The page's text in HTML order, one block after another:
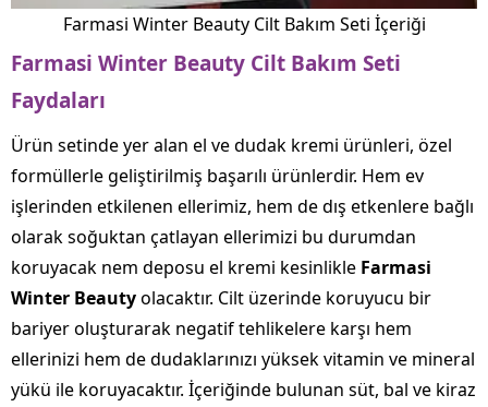
Farmasi Winter Beauty Cilt Bakım Seti İçeriği
Farmasi Winter Beauty Cilt Bakım Seti
Faydaları
Ürün setinde yer alan el ve dudak kremi ürünleri, özel
formüllerle geliştirilmiş başarılı ürünlerdir. Hem ev
işlerinden etkilenen ellerimiz, hem de dış etkenlere bağlı
olarak soğuktan çatlayan ellerimizi bu durumdan
koruyacak nem deposu el kremi kesinlikle Farmasi
Winter Beautyolacaktır. Cilt üzerinde koruyucu bir
bariyer oluşturarak negatif tehlikelere karşı hem
ellerinizi hem de dudaklarınızı yüksek vitamin ve mineral
yükü ile koruyacaktır. İçeriğinde bulunan süt, bal ve kiraz